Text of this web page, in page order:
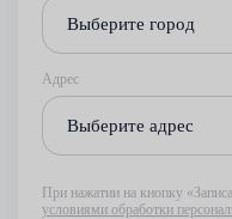
Выберите город
Адрес
Выберите адрес
При нажатии на кнопку
условиями обработки